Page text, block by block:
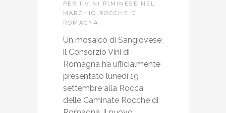
PER I VINI RIMINESE NEL
MARCHIO ROCCHE DI
ROMAGNA
Un mosaico di Sangiovese:
il Consorzio Vini di
Romagna ha ufficialmente
presentato lunedì 19
settembre alla Rocca
delle Caminate Rocche di